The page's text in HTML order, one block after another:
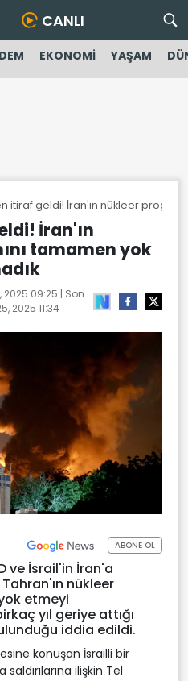
CANLI
EKONOMİ YAŞAM
itiraf geldi! İran'ın nükleer
İran'ın
tamamen yok
2025 09:25 | Son
2025 11:34
ABONE OL
ve İsrail'in İran'a
nükleer
etmeyi
yıl geriye attığı
iddia edildi.
konuşan İsrailli bir
ilişkin Tel